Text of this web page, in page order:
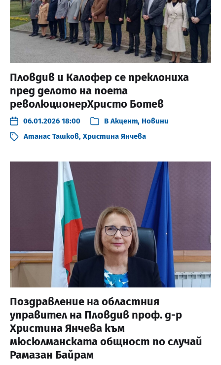
Пловдив и Калофер се преклониха
пред делото на поета
революционерХристо Ботев
06.01.2026 18:00 В Акцент, Новини
Атанас Ташков, Христина Янчева
Поздравление на областния
управител на Пловдив проф. д-р
Христина Янчева към
мюсюлманската общност по случай
Рамазан Байрам